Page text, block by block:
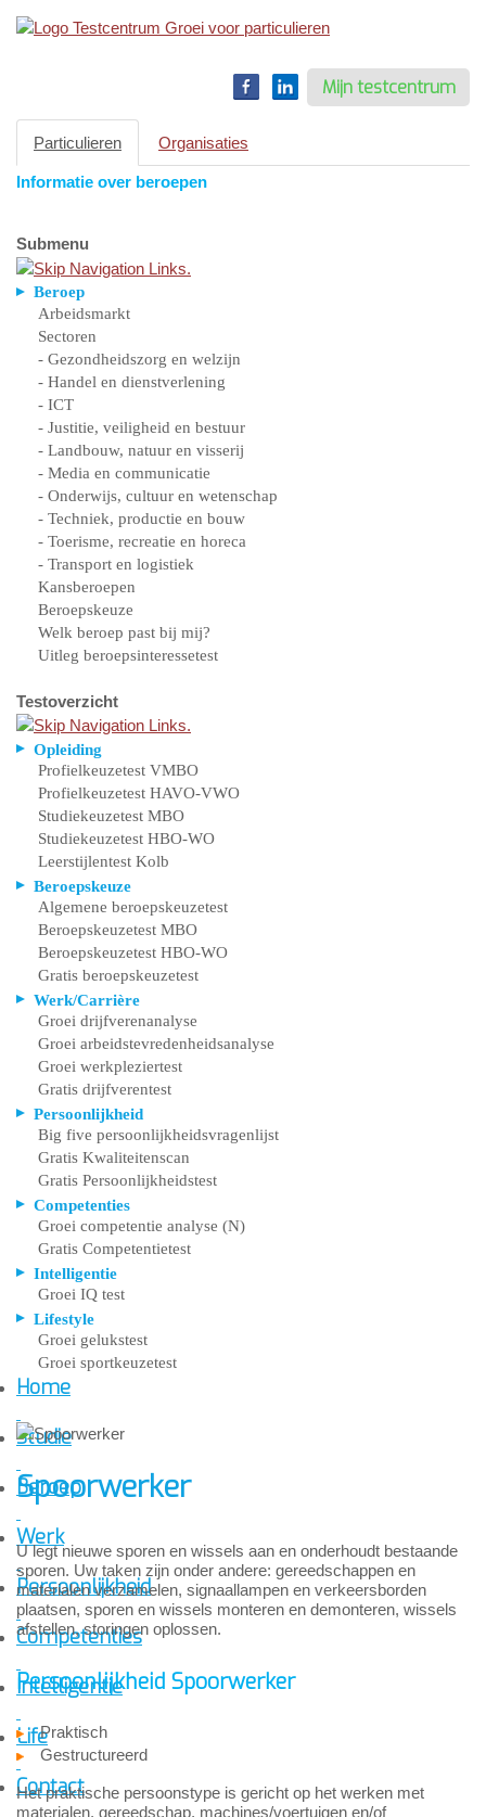
Mijn testcentrum
Particulieren Organisaties
Informatie over beroepen
Submenu
Beroep
Arbeidsmarkt
Sectoren
- Gezondheidszorg en welzijn
- Handel en dienstverlening
- ICT
- Justitie, veiligheid en bestuur
- Landbouw, natuur en visserij
- Media en communicatie
- Onderwijs, cultuur en wetenschap
- Techniek, productie en bouw
- Toerisme, recreatie en horeca
- Transport en logistiek
Kansberoepen
Beroepskeuze
Welk beroep past bij mij?
Uitleg beroepsinteressetest
Testoverzicht
Opleiding
Profielkeuzetest VMBO
Profielkeuzetest HAVO-VWO
Studiekeuzetest MBO
Studiekeuzetest HBO-WO
Leerstijlentest Kolb
Beroepskeuze
Algemene beroepskeuzetest
Beroepskeuzetest MBO
Beroepskeuzetest HBO-WO
Gratis beroepskeuzetest
Werk/Carrière
Groei drijfverenanalyse
Groei arbeidstevredenheidsanalyse
Groei werkpleziertest
Gratis drijfverentest
Persoonlijkheid
Big five persoonlijkheidsvragenlijst
Gratis Kwaliteitenscan
Gratis Persoonlijkheidstest
Competenties
Groei competentie analyse (N)
Gratis Competentietest
Intelligentie
Groei IQ test
Lifestyle
Groei gelukstest
Groei sportkeuzetest
Home
Studie
Beroep
Werk
Persoonlijkheid
Competenties
Intelligentie
Life
Contact
Spoorwerker
U legt nieuwe sporen en wissels aan en onderhoudt bestaande
sporen. Uw taken zijn onder andere: gereedschappen en
materialen verzamelen, signaallampen en verkeersborden
plaatsen, sporen en wissels monteren en demonteren, wissels
afstellen, storingen oplossen.
Persoonlijkheid Spoorwerker
Praktisch
Gestructureerd
Het praktische persoonstype is gericht op het werken met
materialen, gereedschap, machines/voertuigen en/of